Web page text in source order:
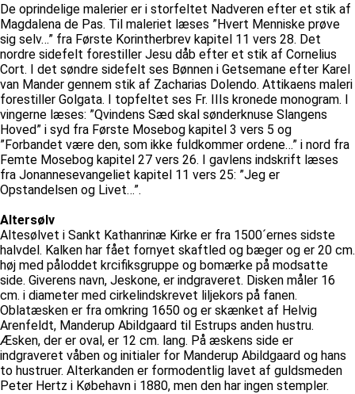
De oprindelige malerier er i storfeltet Nadveren efter et stik af
Magdalena de Pas. Til maleriet læses ”Hvert Menniske prøve
sig selv…” fra Første Korintherbrev kapitel 11 vers 28. Det
nordre sidefelt forestiller Jesu dåb efter et stik af Cornelius
Cort. I det søndre sidefelt ses Bønnen i Getsemane efter Karel
van Mander gennem stik af Zacharias Dolendo. Attikaens maleri
forestiller Golgata. I topfeltet ses Fr. IIIs kronede monogram. I
vingerne læses: ”Qvindens Sæd skal sønderknuse Slangens
Hoved” i syd fra Første Mosebog kapitel 3 vers 5 og
”Forbandet være den, som ikke fuldkommer ordene…” i nord fra
Femte Mosebog kapitel 27 vers 26. I gavlens indskrift læses
fra Jonannesevangeliet kapitel 11 vers 25: ”Jeg er
Opstandelsen og Livet…”.
Altersølv
Altesølvet i Sankt Kathanrinæ Kirke er fra 1500´ernes sidste
halvdel. Kalken har fået fornyet skaftled og bæger og er 20 cm.
høj med påloddet krcifiksgruppe og bomærke på modsatte
side. Giverens navn, Jeskone, er indgraveret. Disken måler 16
cm. i diameter med cirkelindskrevet liljekors på fanen.
Oblatæsken er fra omkring 1650 og er skænket af Helvig
Arenfeldt, Manderup Abildgaard til Estrups anden hustru.
Æsken, der er oval, er 12 cm. lang. På æskens side er
indgraveret våben og initialer for Manderup Abildgaard og hans
to hustruer. Alterkanden er formodentlig lavet af guldsmeden
Peter Hertz i Købehavn i 1880, men den har ingen stempler.